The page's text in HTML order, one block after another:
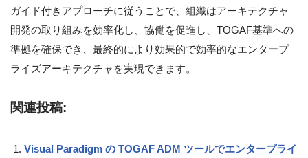
ガイド付きアプローチに従うことで、組織はアーキテクチャ
開発の取り組みを効率化し、協働を促進し、TOGAF基準への
準拠を確保でき、最終的により効果的で効率的なエンタープ
ライズアーキテクチャを実現できます。
関連投稿:
Visual Paradigm の TOGAF ADM ツールでエンタープライ